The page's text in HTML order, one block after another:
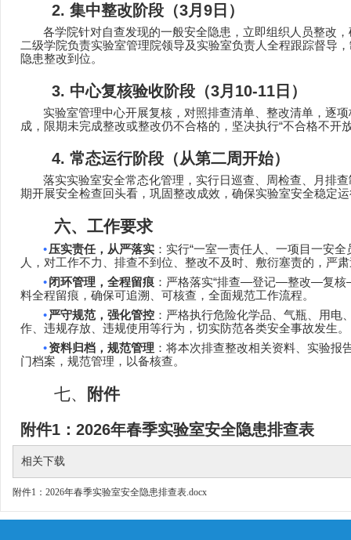
2. 集中整改阶段（3月 9 日 ）
各学院针对自查发现的一般安全隐患，立即组织人员整改
二级学院负责实验室管理院领导及实验室负责人全程跟踪督导
隐患整改到位。
3. 中心复核验收阶段（3月 10-11 日 ）
实验室管理中心开展复核，对照排查清单、整改清单，逐
成 ，限期未完成整改或整改仍不合格的，坚决执行“不合格不开
4. 常态运行阶段（从第二周开始）
落实实验室安全常态化管理，实行日巡查、周检查、月排
期开展安全检查回头看，巩固整改成效，确保实验室安全稳定
六、工作要求
•压实责任，从严落实 ：实行“一室一责任人、一项目一安全
人，对工作不力、排查不到位、整改不及时、敷衍塞责的，严
•闭环管理，全程留痕 ：严格落实“排查—登记—整改—复核
料全程留痕，确保可追溯、可核查，全面规范工作流程。
•严守规范，强化管控 ：严格执行危险化学品、气瓶、用
作、违规存放、违规使用等行为，切实防范各类安全事故发生。
•资料归档，规范管理 ：将本次排查整改相关资料、实验
门档案，规范管理，以备核查。
七、 附件
附件1 ： 2026年春季实验室安全隐患排查表
相关下载
附件1：2026年春季实验室安全隐患排查表.docx